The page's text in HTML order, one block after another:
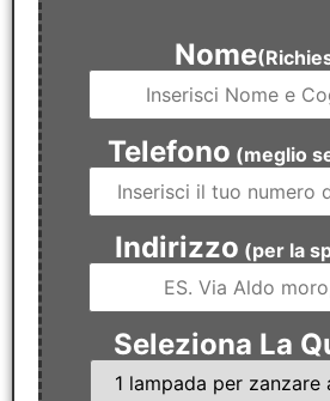
Nome
Telefono (meglio
Indirizzo (per la
Seleziona La